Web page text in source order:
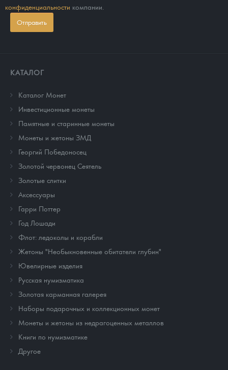
конфиденциальности компании.
Отправить
КАТАЛОГ
Каталог Монет
Инвестиционные монеты
Памятные и старинные монеты
Монеты и жетоны ЗМД
Георгий Победоносец
Золотой червонец Сеятель
Золотые слитки
Аксессуары
Гарри Поттер
Год Лошади
Флот: ледоколы и корабли
Жетоны "Необыкновенные обитатели глубин"
Ювелирные изделия
Русская нумизматика
Золотая карманная галерея
Наборы подарочных и коллекционных монет
Монеты и жетоны из недрагоценных металлов
Книги по нумизматике
Другое